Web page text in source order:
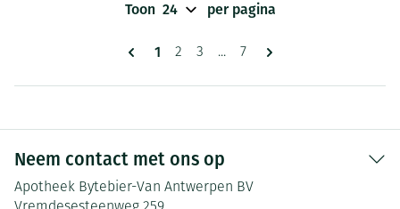
Pagina's
U lees momenteel pagina
1 Pagina
2 Pagina
3 ... Pagina
7
Toon per pagina
Neem contact met ons op
Apotheek Bytebier-Van Antwerpen BV